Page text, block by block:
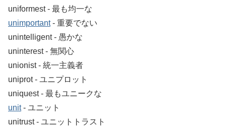
uniformest ‐ 最も均一な
unimportant‐ 重要でない
unintelligent ‐ 愚かな
uninterest ‐ 無関心
unionist ‐ 統一主義者
uniprot ‐ ユニプロット
uniquest ‐ 最もユニークな
unit‐ ユニット
unitrust ‐ ユニットトラスト